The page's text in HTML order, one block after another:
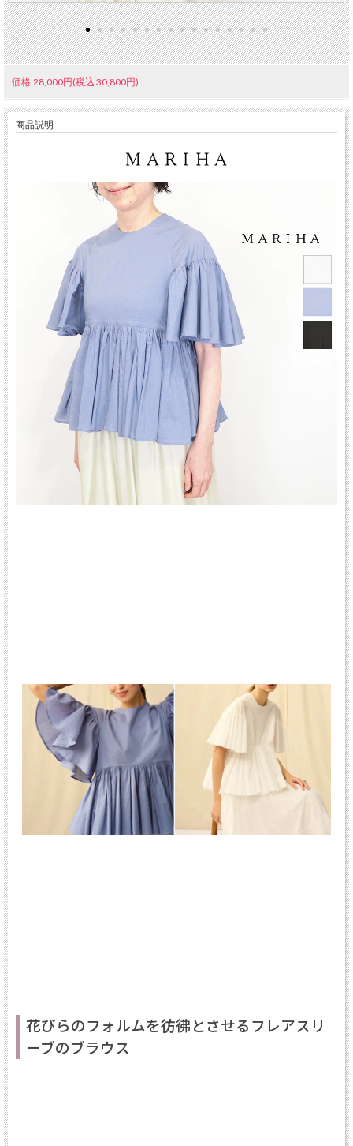
価格:28,000円(税込 30,800円)
商品説明
花びらのフォルムを彷彿とさせるフレアスリ
ーブのブラウス